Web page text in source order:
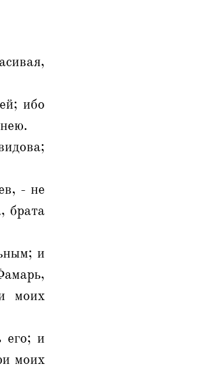
ибо
- не
брата
и
моих
его; и
моих